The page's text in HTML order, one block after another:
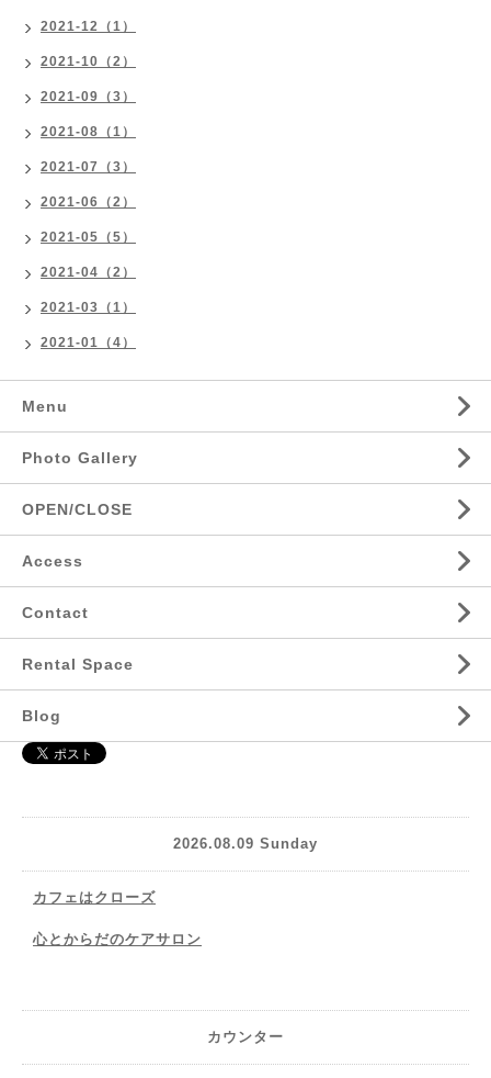
2021-12（1）
2021-10（2）
2021-09（3）
2021-08（1）
2021-07（3）
2021-06（2）
2021-05（5）
2021-04（2）
2021-03（1）
2021-01（4）
Menu
Photo Gallery
OPEN/CLOSE
Access
Contact
Rental Space
Blog
2026.08.09 Sunday
カフェはクローズ
心とからだのケアサロン
カウンター